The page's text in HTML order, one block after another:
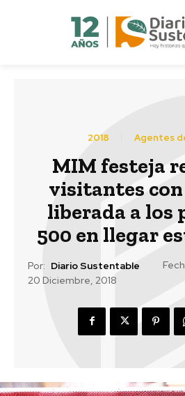
2018 Agentes
MIM festeja
visitantes
liberada a los
500 en llegar
Por: Diario Sustentable
20 Diciembre, 2018